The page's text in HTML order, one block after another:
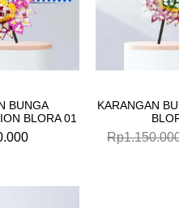
BUNGA
BLORA 01
KARANGAN
Rp